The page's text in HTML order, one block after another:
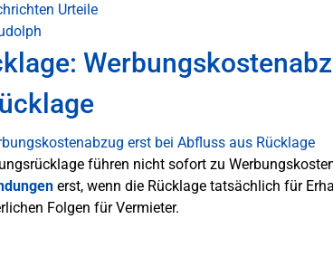
Urteile
führen nicht sofort zu
erst, wenn die Rücklage tatsächlich für
Folgen für Vermieter.